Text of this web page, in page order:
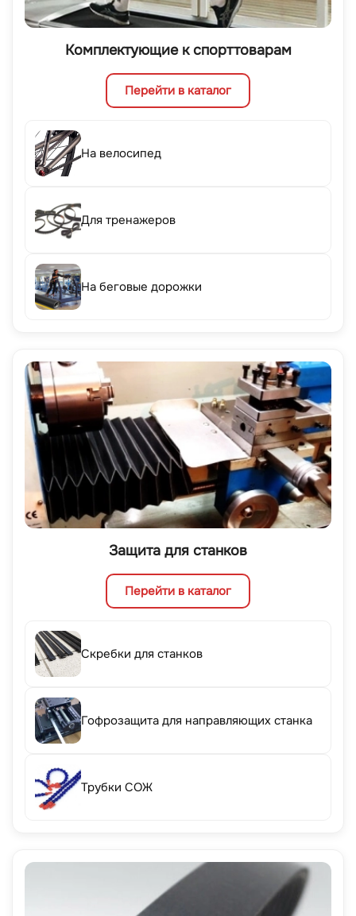
Комплектующие к спорттоварам
Перейти в каталог
На велосипед
Для тренажеров
На беговые дорожки
Защита для станков
Перейти в каталог
Скребки для станков
Гофрозащита для направляющих станка
Трубки СОЖ